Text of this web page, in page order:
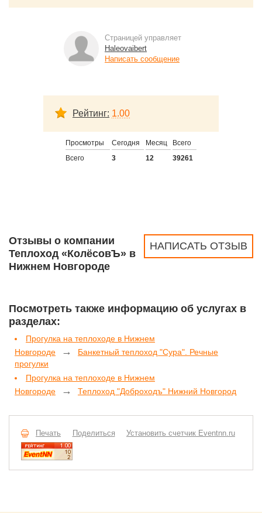
Страницей управляет
Haleovaibert
Написать сообщение
Рейтинг: 1.00
Просмотры Сегодня Месяц
Всего
Всего
3 12 39261
НАПИСАТЬ ОТЗЫВ
Отзывы о компании
Теплоход «КолёсовЪ» в
Нижнем Новгороде
Посмотреть также информацию об услугах в
разделах:
Прогулка на теплоходе в Нижнем
Новгороде
→
Банкетный теплоход "Сура". Речные
прогулки
Прогулка на теплоходе в Нижнем
Новгороде
→ Теплоход "Доброходъ" Нижний Новгород
Печать Поделиться Установить счетчик Eventnn.ru